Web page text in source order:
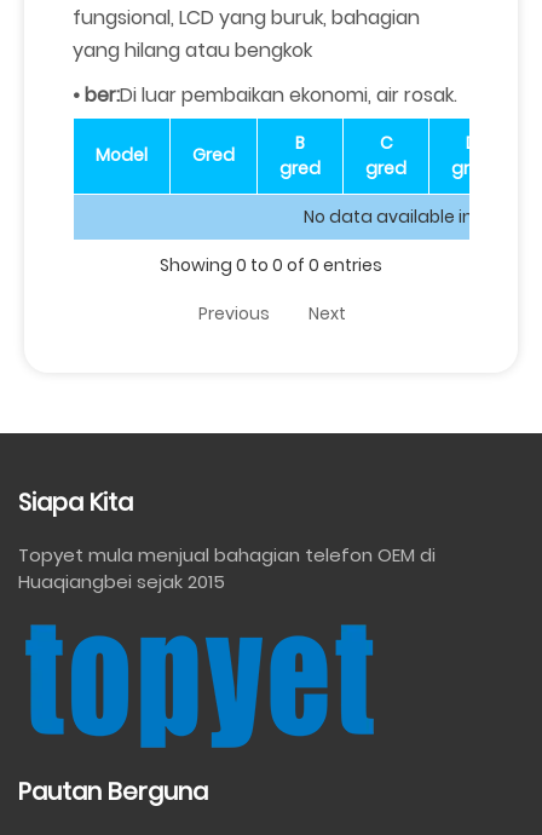
fungsional, LCD yang buruk, bahagian
yang hilang atau bengkok
• ber:Di luar pembaikan ekonomi, air rosak.
Model Gred
B
gred
C
gred
D
gred
No data available in table
Showing 0 to 0 of 0 entries
Previous
Next
Siapa Kita
Topyet mula menjual bahagian telefon OEM di
Huaqiangbei sejak 2015
Pautan Berguna